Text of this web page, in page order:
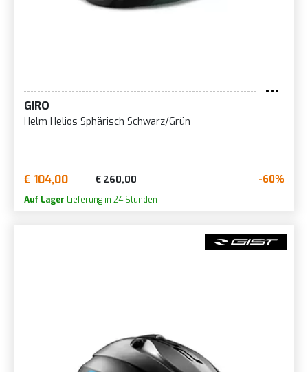
GIRO
Helm Helios Sphärisch Schwarz/Grün
€ 104,00 € 260,00 -60%
Auf Lager Lieferung in 24 Stunden